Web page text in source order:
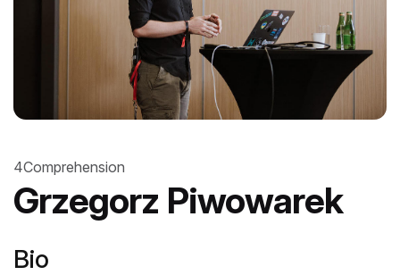
4Comprehension
Grzegorz Piwowarek
Bio